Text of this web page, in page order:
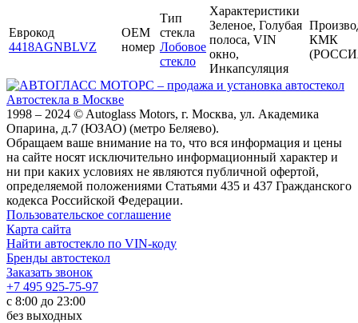
Еврокод
4418AGNBLVZ
OEM
номер
Тип
стекла
Лобовое
стекло
Характеристики
Зеленое, Голубая
полоса, VIN
окно,
Инкапсуляция
КМК
Автостекла в Москве
1998 – 2024 © Autoglass Motors, г. Москва, ул. Академика
Опарина, д.7 (ЮЗАО) (метро Беляево).
Обращаем ваше внимание на то, что вся информация и цены
на сайте носят исключительно информационный характер и
ни при каких условиях не являются публичной офертой,
определяемой положениями Статьями 435 и 437 Гражданского
кодекса Российской Федерации.
Пользовательское соглашение
Карта сайта
Найти автостекло по VIN-коду
Бренды автостекол
Заказать звонок
+7 495 925-75-97
с 8:00 до 23:00
без выходных